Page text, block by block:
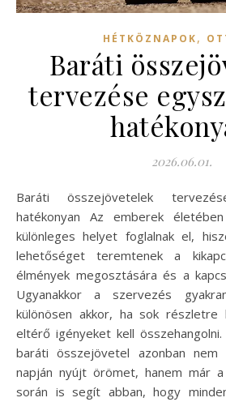
HÉTKÖZNAPOK,
Baráti
tervezése
2026.06.01.
Baráti összejövetelek tervezése egyszerűen és
hatékonyan Az emberek
különleges helyet foglalnak el,
lehetőséget teremtenek a
élmények megosztására és a
Ugyanakkor a szervezés
különösen akkor, ha sok részletre
eltérő igényeket kell
baráti összejövetel azonban nem
napján nyújt örömet, hanem már
során is segít abban, hogy